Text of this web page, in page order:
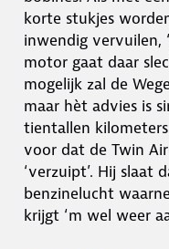
korte stukjes
inwendig vervuilen,
motor gaat daar
mogelijk zal de
maar hèt advies is
tientallen
voor dat de Twin
‘verzuipt’. Hij slaat
benzinelucht
krijgt ‘m wel weer